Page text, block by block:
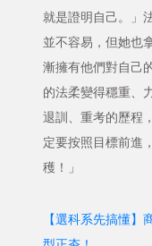
就是證明自己。」
並不容易，但她也
漸擁有他們對自己
的法柔變得穩重、
退訓、重考的歷程
定要按照目標前進
穫！」
【選科系先搞懂